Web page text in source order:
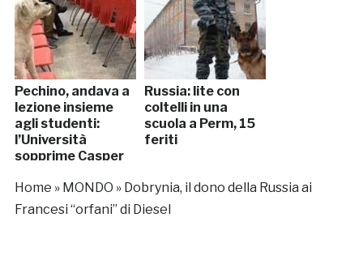
Pechino, andava a
lezione insieme
agli studenti:
l’Università
sopprime Casper
Russia: lite con
coltelli in una
scuola a Perm, 15
feriti
Home » MONDO » Dobrynia, il dono della Russia ai
Francesi “orfani” di Diesel